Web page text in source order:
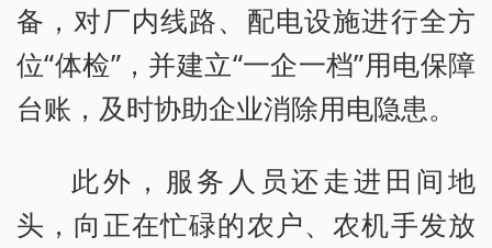
备，对厂内线路、配电设施进行全方
位“体检”，并建立“一企一档”用电保障
台账，及时协助企业消除用电隐患。
此外，服务人员还走进田间地
头，向正在忙碌的农户、农机手发放